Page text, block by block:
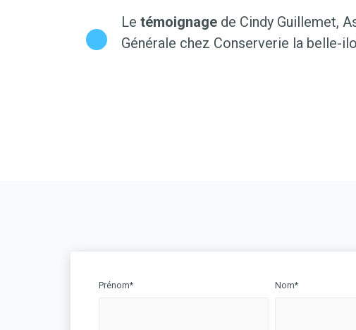
Le témoignage de Cindy Guillemet,
Générale chez Conserverie la belle-
Prénom* Nom*